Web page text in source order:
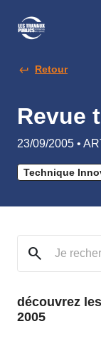
Retour
Revue
23/09/2005 •
Technique
search
découvrez
2005